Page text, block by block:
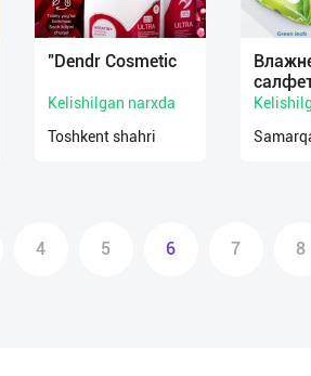
"Dendr Cosmetic
Kelishilgan narxda
Toshkent shahri
4 5 6 7 8